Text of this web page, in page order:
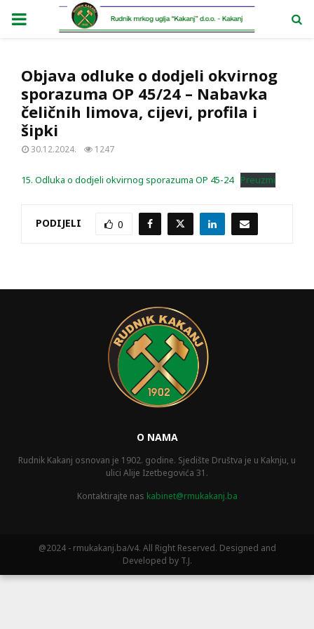
PRIMARY
Objava odluke o dodjeli okvirnog
sporazuma OP 45/24 – Nabavka
čeličnih limova, cijevi, profila i
šipki
30.12.2024. 1247
15. Odluka o dodjeli okvirnog sporazuma OP 45-24 Preuzmi
PODIJELI 0
O NAMA
Rudnik Kakanj osnovan je 1902. godine. Sjedište Društva je u Kaknju, u
ulici Alije Izetbegovića 31.
Kontaktirajte nas kabinet@rmukakanj.ba
@2024 - rmukakanj.ba/v4. All Right Reserved. Designed and
Developed by T.J.